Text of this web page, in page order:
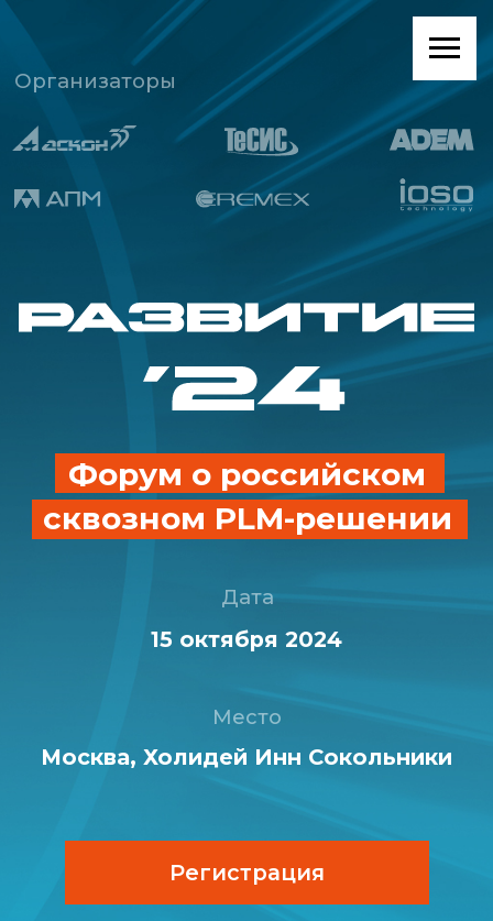
Москва, Холидей Инн Сокольники
15 октября 2024
Место
Форум о российском
сквозном PLM-решении